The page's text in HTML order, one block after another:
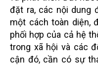
đặt ra, các nội dung
một cách toàn diện,
phối hợp của cả hệ
trong xã hội và các
cận đó, cần có sự